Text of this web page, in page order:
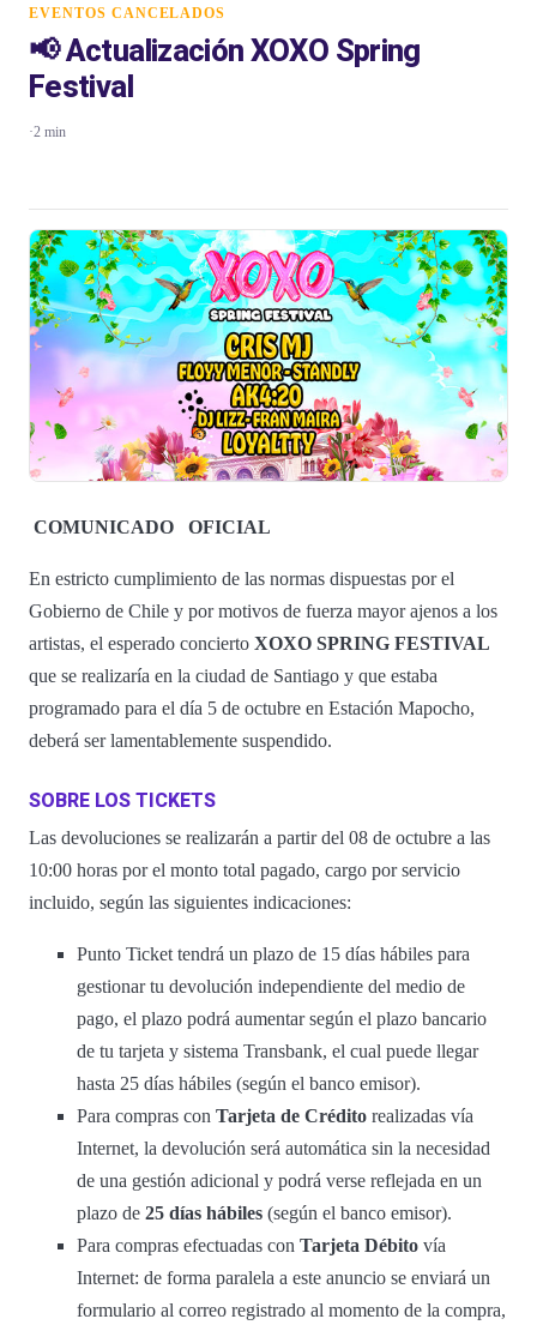
EVENTOS CANCELADOS
📢 Actualización XOXO Spring
Festival
·2 min
COMUNICADO OFICIAL
En estricto cumplimiento de las normas dispuestas por el
Gobierno de Chile y por motivos de fuerza mayor ajenos a los
artistas, el esperado concierto XOXO SPRING FESTIVAL
que se realizaría en la ciudad de Santiago y que estaba
programado para el día 5 de octubre en Estación Mapocho,
deberá ser lamentablemente suspendido.
SOBRE LOS TICKETS
Las devoluciones se realizarán a partir del 08 de octubre a las
10:00 horas por el monto total pagado, cargo por servicio
incluido, según las siguientes indicaciones:
Punto Ticket tendrá un plazo de 15 días hábiles para
gestionar tu devolución independiente del medio de
pago, el plazo podrá aumentar según el plazo bancario
de tu tarjeta y sistema Transbank, el cual puede llegar
hasta 25 días hábiles (según el banco emisor).
Para compras con Tarjeta de Crédito realizadas vía
Internet, la devolución será automática sin la necesidad
de una gestión adicional y podrá verse reflejada en un
plazo de 25 días hábiles (según el banco emisor).
Para compras efectuadas con Tarjeta Débito vía
Internet: de forma paralela a este anuncio se enviará un
formulario al correo registrado al momento de la compra,